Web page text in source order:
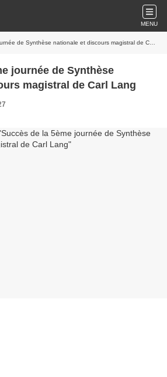
MENU
de Synthèse nationale et discours magistral de Carl Lang
journée de Synthèse
magistral de Carl Lang